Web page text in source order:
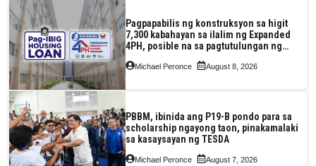
Pagpapabilis ng konstruksyon sa higit
7,300 kabahayan sa ilalim ng Expanded
4PH, posible na sa pagtutulungan ng
Pag-IBIG at P.A. Alvarez
Michael Peronce August 8, 2026
PBBM, ibinida ang P19-B pondo para sa
scholarship ngayong taon, pinakamalaki
sa kasaysayan ng TESDA
Michael Peronce August 7, 2026